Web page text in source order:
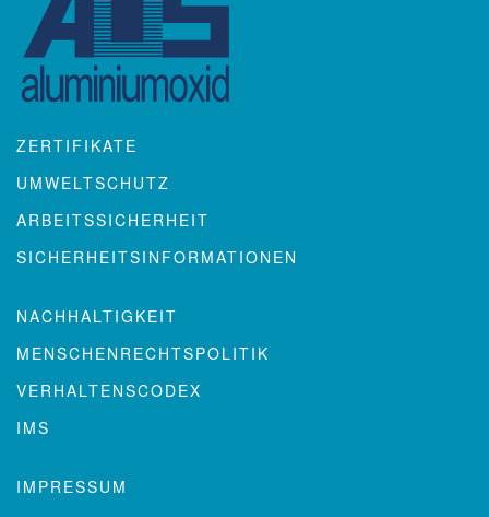
ZERTIFIKATE
UMWELTSCHUTZ
ARBEITSSICHERHEIT
SICHERHEITSINFORMATIONEN
NACHHALTIGKEIT
MENSCHENRECHTSPOLITIK
VERHALTENSCODEX
IMS
IMPRESSUM